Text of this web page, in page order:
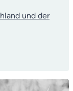
und der